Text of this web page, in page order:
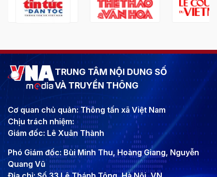
TRUNG TÂM NỘI DUNG SỐ
VÀ TRUYỀN THÔNG
Cơ quan chủ quản: Thông tấn xã Việt Nam
Chịu trách nhiệm:
Giám đốc: Lê Xuân Thành
Phó Giám đốc: Bùi Minh Thu, Hoàng Giang, Nguyễn
Quang Vũ